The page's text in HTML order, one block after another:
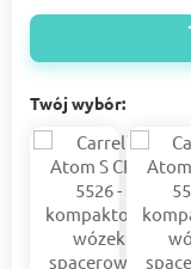
Twój wybór: